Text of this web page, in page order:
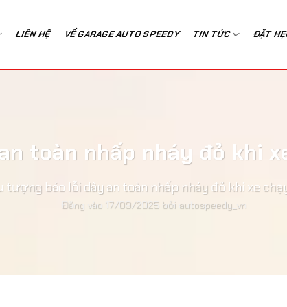
LIÊN HỆ VỀ GARAGE AUTO SPEEDY TIN TỨC ĐẶT
toàn nhấp nháy đỏ khi
tượng báo lỗi dây an toàn nhấp nháy đỏ khi xe
Đăng vào 17/09/2025 bởi autospeedy_vn